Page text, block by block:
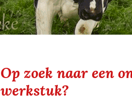
Op zoek naar een
werkstuk?